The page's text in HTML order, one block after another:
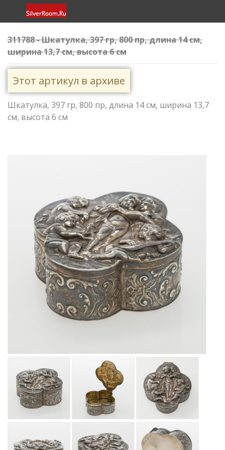
311788 - Шкатулка, 397 гр, 800 пр, длина 14 см,
ширина 13,7 см, высота 6 см
Этот артикул в архиве
Шкатулка, 397 гр, 800 пр, длина 14 см, ширина 13,7
см, высота 6 см